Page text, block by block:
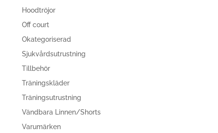
Hoodtröjor
Off court
Okategoriserad
Sjukvårdsutrustning
Tillbehör
Träningskläder
Träningsutrustning
Vändbara Linnen/Shorts
Varumärken